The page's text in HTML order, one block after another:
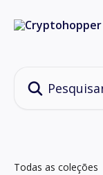
Todas as coleções